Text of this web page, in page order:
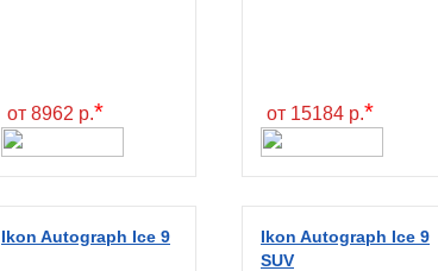
от 8962 р.* от 15184 р.*
Ikon Autograph Ice 9
Ikon Autograph Ice 9
SUV